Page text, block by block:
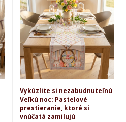
Vykúzlite si nezabudnuteľnú
Veľkú noc: Pastelové
prestieranie, ktoré si
vnúčatá zamilujú